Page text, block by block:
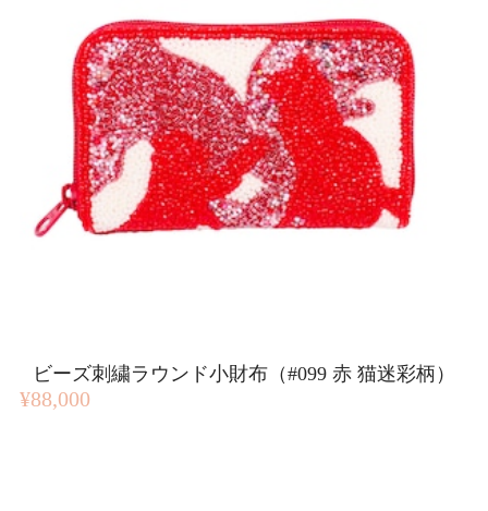
ビーズ刺繍ラウンド小財布（#099 赤 猫迷彩柄）
¥88,000